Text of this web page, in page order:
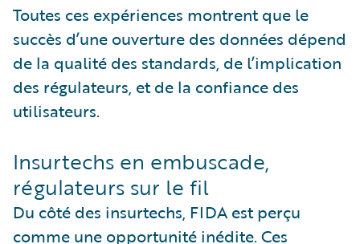
Toutes ces expériences montrent que le
succès d’une ouverture des données dépend
de la qualité des standards, de l’implication
des régulateurs, et de la confiance des
utilisateurs.
Insurtechs en embuscade,
régulateurs sur le fil
Du côté des insurtechs, FIDA est perçu
comme une opportunité inédite. Ces